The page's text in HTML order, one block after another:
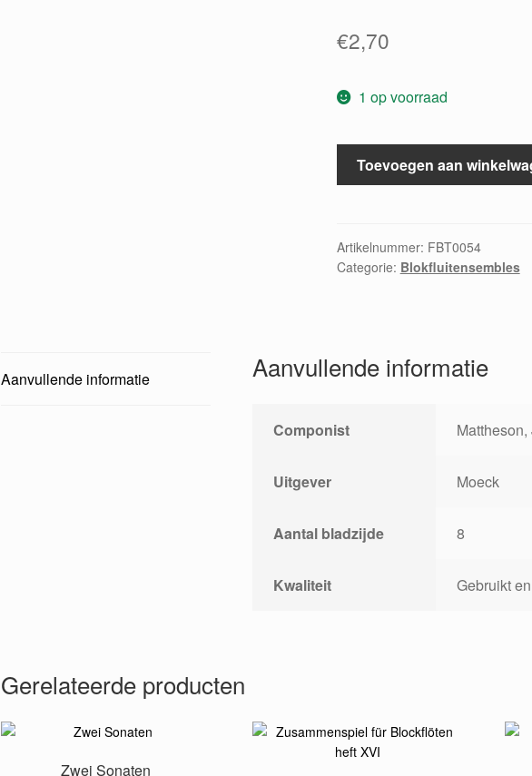
€2,70
1 op voorraad
Zeitschrift
Fugen
aantal
Toevoegen aan
Artikelnummer: FBT0054
Categorie: Blokfluitensembles
Aanvullende informatie Aanvullende informatie
Componist
Uitgever Moeck
Aantal bladzijde 8
Kwaliteit Gebruikt
Gerelateerde producten
Zwei Sonaten